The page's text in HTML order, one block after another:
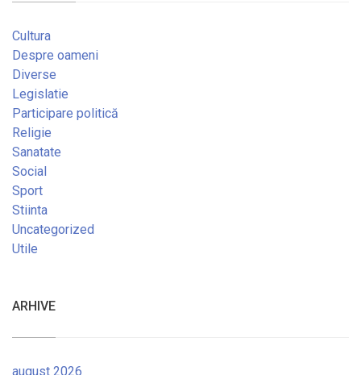
Cultura
Despre oameni
Diverse
Legislatie
Participare politică
Religie
Sanatate
Social
Sport
Stiinta
Uncategorized
Utile
ARHIVE
august 2026